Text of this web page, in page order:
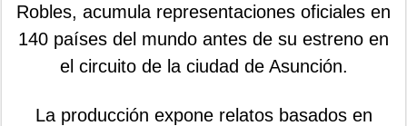
Robles, acumula representaciones oficiales en
140 países del mundo antes de su estreno en
el circuito de la ciudad de Asunción.
La producción expone relatos basados en